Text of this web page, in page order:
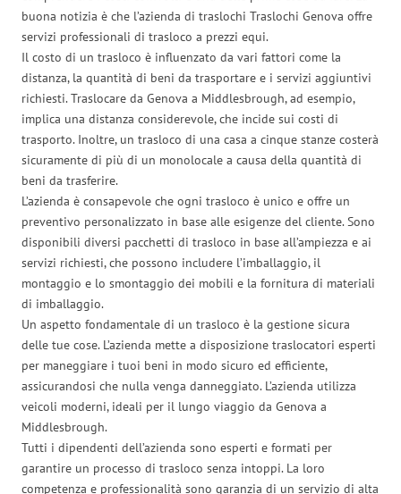
buona notizia è che l’azienda di traslochi Traslochi Genova offre
servizi professionali di trasloco a prezzi equi.
Il costo di un trasloco è influenzato da vari fattori come la
distanza, la quantità di beni da trasportare e i servizi aggiuntivi
richiesti. Traslocare da Genova a Middlesbrough, ad esempio,
implica una distanza considerevole, che incide sui costi di
trasporto. Inoltre, un trasloco di una casa a cinque stanze costerà
sicuramente di più di un monolocale a causa della quantità di
beni da trasferire.
L’azienda è consapevole che ogni trasloco è unico e offre un
preventivo personalizzato in base alle esigenze del cliente. Sono
disponibili diversi pacchetti di trasloco in base all’ampiezza e ai
servizi richiesti, che possono includere l’imballaggio, il
montaggio e lo smontaggio dei mobili e la fornitura di materiali
di imballaggio.
Un aspetto fondamentale di un trasloco è la gestione sicura
delle tue cose. L’azienda mette a disposizione traslocatori esperti
per maneggiare i tuoi beni in modo sicuro ed efficiente,
assicurandosi che nulla venga danneggiato. L’azienda utilizza
veicoli moderni, ideali per il lungo viaggio da Genova a
Middlesbrough.
Tutti i dipendenti dell’azienda sono esperti e formati per
garantire un processo di trasloco senza intoppi. La loro
competenza e professionalità sono garanzia di un servizio di alta